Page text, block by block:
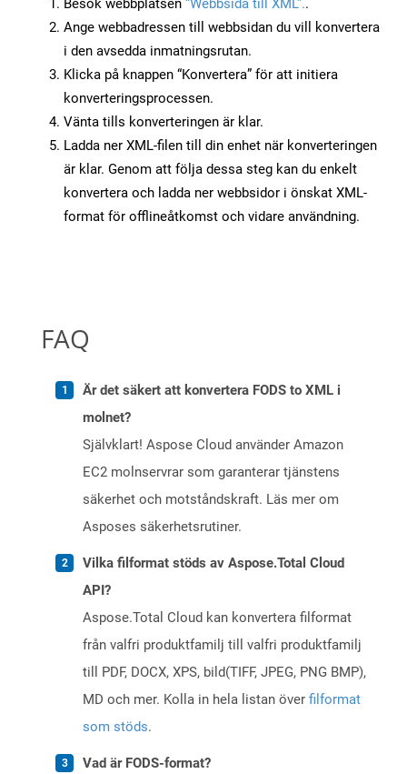
Besök webbplatsen “Webbsida till XML”..
Ange webbadressen till webbsidan du vill konvertera
i den avsedda inmatningsrutan.
Klicka på knappen “Konvertera” för att initiera
konverteringsprocessen.
Vänta tills konverteringen är klar.
Ladda ner XML-filen till din enhet när konverteringen
är klar. Genom att följa dessa steg kan du enkelt
konvertera och ladda ner webbsidor i önskat XML-
format för offlineåtkomst och vidare användning.
FAQ
Är det säkert att konvertera FODS to XML i
molnet?
Självklart! Aspose Cloud använder Amazon
EC2 molnservrar som garanterar tjänstens
säkerhet och motståndskraft. Läs mer om
Asposes säkerhetsrutiner.
Vilka filformat stöds av Aspose.Total Cloud
API?
Aspose.Total Cloud kan konvertera filformat
från valfri produktfamilj till valfri produktfamilj
till PDF, DOCX, XPS, bild(TIFF, JPEG, PNG BMP),
MD och mer. Kolla in hela listan över filformat
som stöds.
Vad är FODS-format?